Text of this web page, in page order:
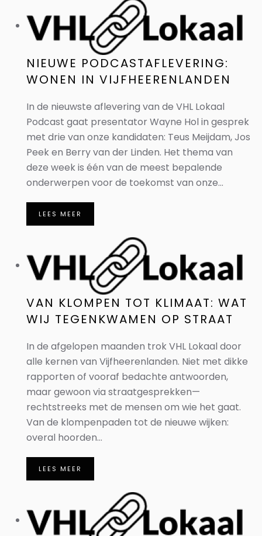
NIEUWE PODCASTAFLEVERING:
WONEN IN VIJFHEERENLANDEN
In de nieuwste aflevering van de VHL Lokaal
Podcast gaat presentator Wayne Hol in gesprek
met drie van onze kandidaten: Teus Meijdam, Jos
Peek en Berry van der Linden. Het thema van
deze week is één van de meest bepalende
onderwerpen voor de toekomst van onze...
LEES MEER
VAN KLOMPEN TOT KLIMAAT: WAT
WIJ TEGENKWAMEN OP STRAAT
In de afgelopen maanden trok VHL Lokaal door
alle kernen van Vijfheerenlanden. Niet met dikke
rapporten of vooraf bedachte antwoorden,
maar gewoon via straatgesprekken—
rechtstreeks met de mensen om wie het gaat.
Van de klompenpaden tot de nieuwe wijken:
overal hoorden...
LEES MEER